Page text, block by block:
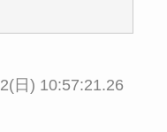
日) 10:57:21.26